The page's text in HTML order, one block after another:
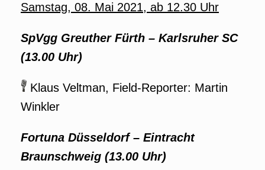
Samstag, 08. Mai 2021, ab 12.30 Uhr
SpVgg Greuther Fürth – Karlsruher SC
(13.00 Uhr)
Klaus Veltman, Field-Reporter: Martin
Winkler
Fortuna Düsseldorf – Eintracht
Braunschweig (13.00 Uhr)